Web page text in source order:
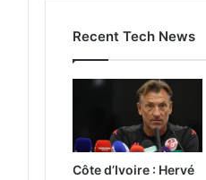
Recent Tech News
Côte d’Ivoire : Hervé